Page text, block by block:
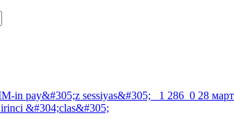
in pay&#305;z sessiyas&#305; 1 286 0 28
&#304;clas&#305;